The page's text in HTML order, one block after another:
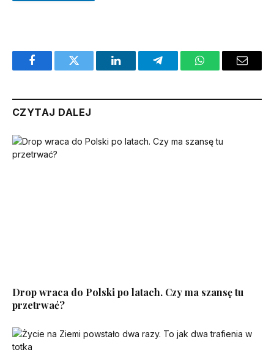
FacebookTwitter LinkedInTelegramWhatsAppEmail
CZYTAJ DALEJ
Drop wraca do Polski po latach. Czy ma szansę tu
przetrwać?